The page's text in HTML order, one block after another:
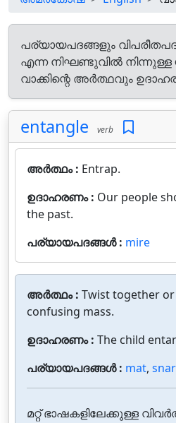
പര്യായപദങ്ങളും
എന്ന നിഘണ്ടുവിൽ നിന്നുള്ള
വാക്കിന്റെ അർത്ഥവും
entangle verb
അർത്ഥം : Entrap.
ഉദാഹരണം : Our people
the past.
പര്യായപദങ്ങൾ : mire
അർത്ഥം : Twist together
confusing mass.
ഉദാഹരണം : The child
പര്യായപദങ്ങൾ : mat,
മറ്റ് ഭാഷകളിലേക്കുള്ള